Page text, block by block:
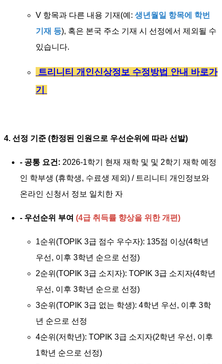
V 항목과 다른 내용 기재(예: 생년월일 항목에 학번
기재 등), 혹은 본국 주소 기재 시 선정에서 제외될 수
있습니다.
트리니티 개인신상정보 수정방법 안내 바로가
기
4. 선정 기준 (한정된 인원으로 우선순위에 따라 선발)
- 공통 요건: 2026-1학기 현재 재학 및 및 2학기 재학 예정
인 학부생 (휴학생, 수료생 제외) / 트리니티 개인정보와
온라인 신청서 정보 일치한 자
- 우선순위 부여 (4급 취득률 향상을 위한 개편)
1순위(TOPIK 3급 점수 우수자): 135점 이상(4학년
우선, 이후 3학년 순으로 선정)
2순위(TOPIK 3급 소지자): TOPIK 3급 소지자(4학년
우선, 이후 3학년 순으로 선정)
3순위(TOPIK 3급 없는 학생): 4학년 우선, 이후 3학
년 순으로 선정
4순위(저학년): TOPIK 3급 소지자(2학년 우선, 이후
1학년 순으로 선정)